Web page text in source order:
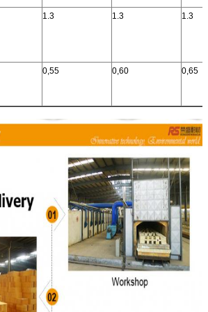
1.3 1.3 1.3
0,55 0,60 0,65